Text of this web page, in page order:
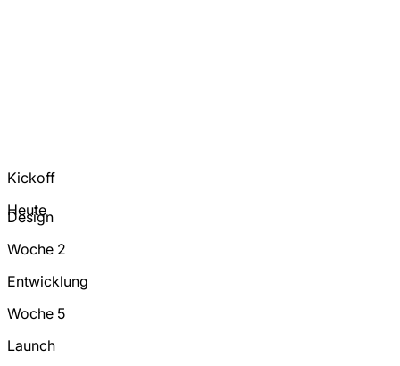
Kickoff
Heute
Design
Woche 2
Entwicklung
Woche 5
Launch